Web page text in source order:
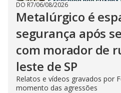
DO R7/06/08/2026
Metalúrgico é
segurança após
com morador de
leste de SP
Relatos e vídeos gravados por
momento das agressões